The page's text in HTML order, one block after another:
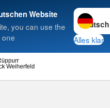
Website
you can use the
one
Sprache
Alles klar
Weiherfeld
Suche